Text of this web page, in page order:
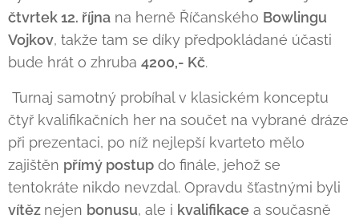
čtvrtek 12. října na herně Říčanského Bowlingu
Vojkov, takže tam se díky předpokládané účasti
bude hrát o zhruba 4200,- Kč.
Turnaj samotný probíhal v klasickém konceptu
čtyř kvalifikačních her na součet na vybrané dráze
při prezentaci, po níž nejlepší kvarteto mělo
zajištěn přímý postup do finále, jehož se
tentokráte nikdo nevzdal. Opravdu šťastnými byli
vítěz nejen bonusu, ale i kvalifikace a současně